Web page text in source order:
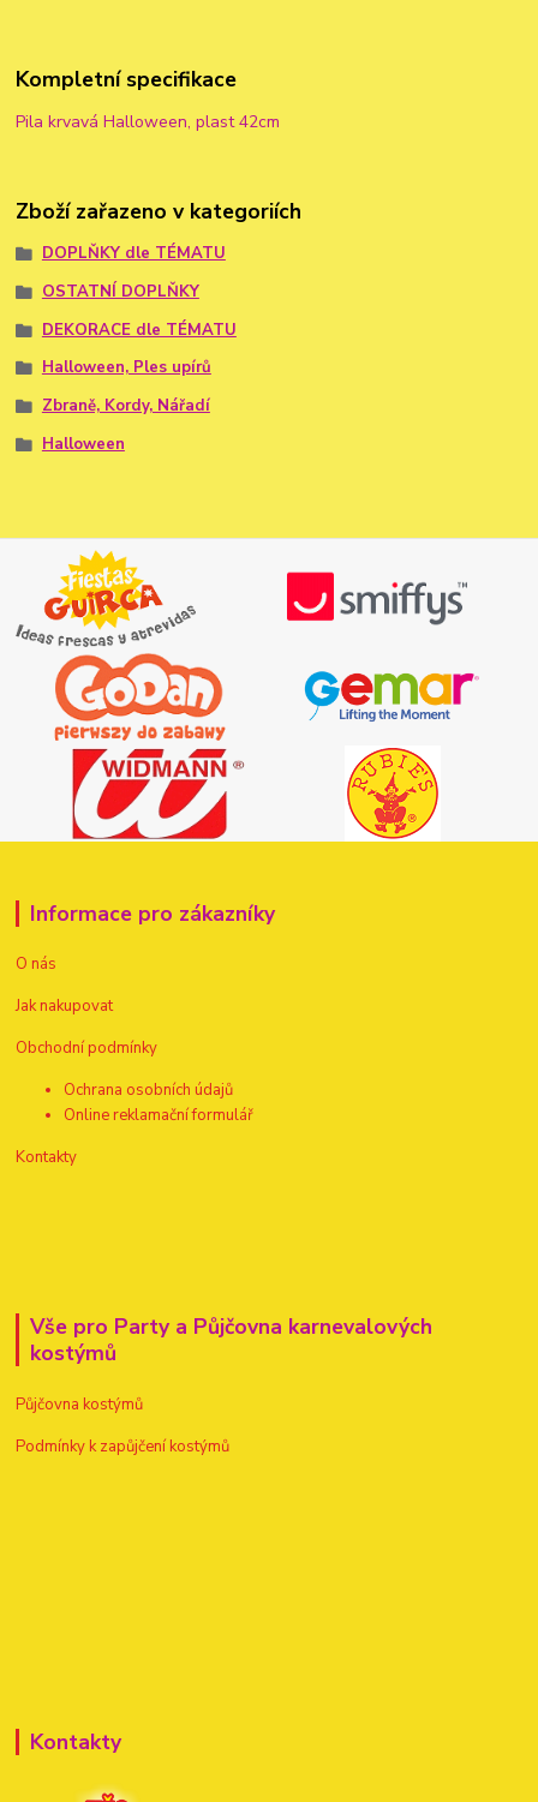
Kompletní specifikace
Pila krvavá Halloween, plast 42cm
Zboží zařazeno v kategoriích
DOPLŇKY dle TÉMATU
OSTATNÍ DOPLŇKY
DEKORACE dle TÉMATU
Halloween, Ples upírů
Zbraně, Kordy, Nářadí
Halloween
Informace pro zákazníky
O nás
Jak nakupovat
Obchodní podmínky
Ochrana osobních údajů
Online reklamační formulář
Kontakty
Vše pro Party a Půjčovna karnevalových
kostýmů
Půjčovna kostýmů
Podmínky k zapůjčení kostýmů
Kontakty